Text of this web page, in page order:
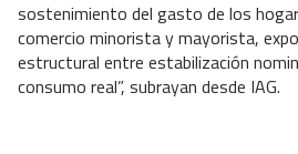
sostenimiento del gasto de los
comercio minorista y mayorista,
estructural entre estabilización
consumo real”, subrayan desde IAG.